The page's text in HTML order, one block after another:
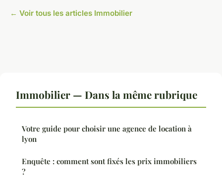
← Voir tous les articles Immobilier
Immobilier — Dans la même rubrique
Votre guide pour choisir une agence de location à
lyon
Enquête : comment sont fixés les prix immobiliers
?